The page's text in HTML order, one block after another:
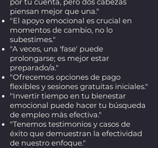
piensan mejor que una."
"El apoyo emocional es crucial en
momentos de cambio, no lo
subestimes."
"A veces, una 'fase' puede
prolongarse; es mejor estar
preparado/a."
"Ofrecemos opciones de pago
flexibles y sesiones gratuitas iniciales."
"Invertir tiempo en tu bienestar
emocional puede hacer tu búsqueda
de empleo más efectiva."
"Tenemos testimonios y casos de
éxito que demuestran la efectividad
de nuestro enfoque."